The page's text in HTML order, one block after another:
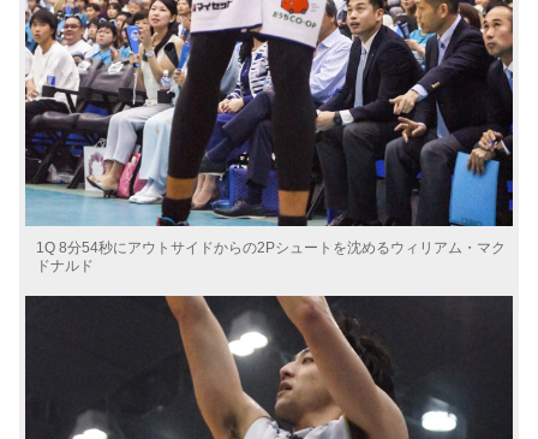
1Q 8分54秒にアウトサイドからの2Pシュートを沈めるウィリアム・マク
ドナルド